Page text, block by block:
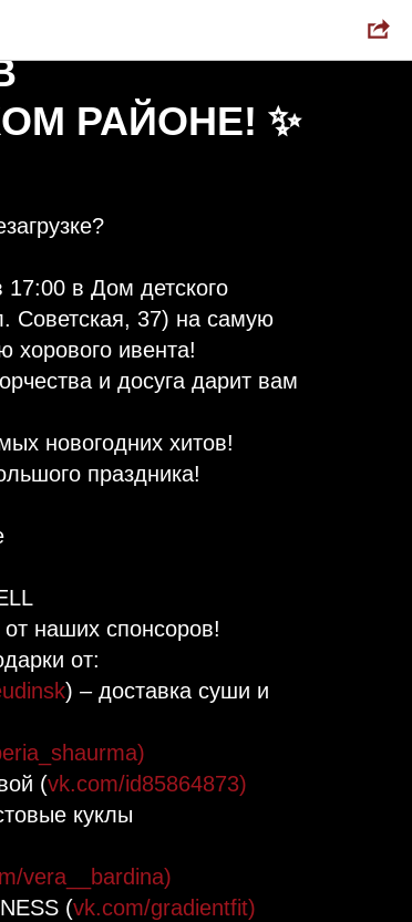
"ХОР НА
РАЙОНЕ! ✨⁣⁣
в Дом детского
Советская, 37) на самую
ивента!⁣⁣⠀
и досуга дарит вам
новогодних хитов!⁣⁣⠀
праздника!⁣⁣⠀
наших спонсоров!⁣⁣⠀
от:⁣⁣⠀
) – доставка суши и
(vk.com/id85864873)
куклы
vera__bardina)
(vk.com/gradientfit)